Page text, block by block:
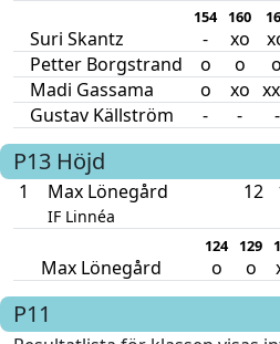
154 160
Suri Skantz - xo
Petter Borgstrand
o o o
Madi Gassama
o xo
Gustav Källström
- - -
P13 Höjd
1
Max Lönegård
IF Linnéa
12
124 129
Max Lönegård o o
P11